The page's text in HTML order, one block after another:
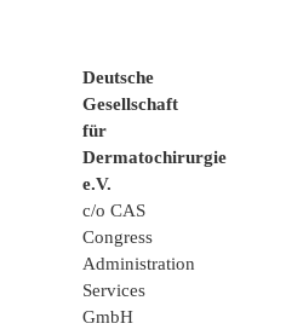
Deutsche
Gesellschaft
für
Dermatochirurgie
e.V.
c/o CAS
Congress
Administration
Services
GmbH